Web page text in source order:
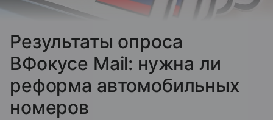
Результаты опроса
ВФокусе Mail: нужна ли
реформа автомобильных
номеров